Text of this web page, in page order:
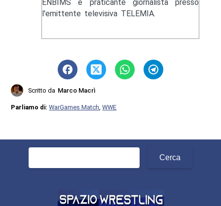
ENBIMS e praticante giornalista presso
l'emittente televisiva TELEMIA.
Scritto da Marco Macrì
Parliamo di:WarGames Match ,WWE